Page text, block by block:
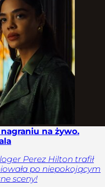
na żywo.
Perez Hilton trafił
po niepokojącym
sceny!